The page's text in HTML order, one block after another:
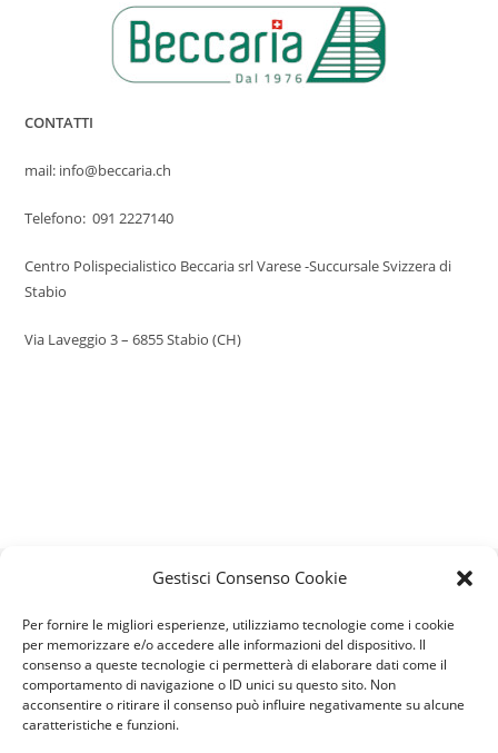
Gestisci Consenso Cookie
Per fornire le migliori esperienze, utilizziamo tecnologie come i cookie
per memorizzare e/o accedere alle informazioni del dispositivo. Il
consenso a queste tecnologie ci permetterà di elaborare dati come il
comportamento di navigazione o ID unici su questo sito. Non
acconsentire o ritirare il consenso può influire negativamente su alcune
caratteristiche e funzioni.
CONTATTI
mail: info@beccaria.ch
Telefono: 091 2227140
Centro Polispecialistico Beccaria srl Varese -Succursale Svizzera di
Stabio
Via Laveggio 3 – 6855 Stabio (CH)